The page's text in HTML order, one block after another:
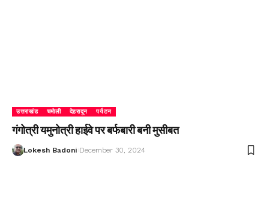
उत्तराखंड चमोली देहरादून पर्यटन
गंगोत्री यमुनोत्री हाईवे पर बर्फबारी बनी मुसीबत
Lokesh Badoni December 30, 2024